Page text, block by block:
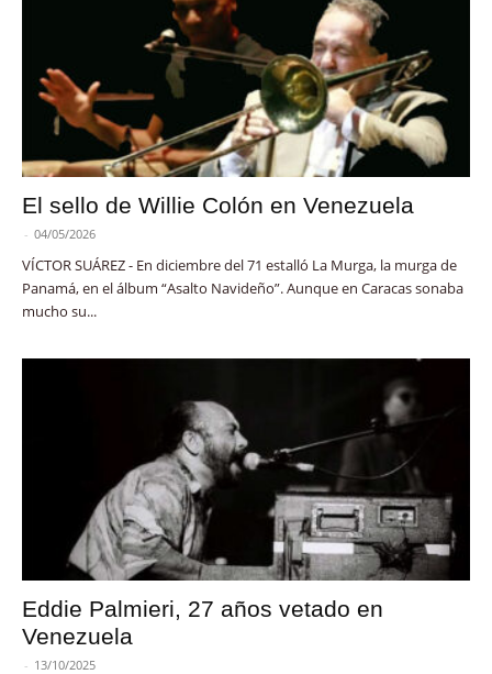
El sello de Willie Colón en Venezuela
- 04/05/2026
VÍCTOR SUÁREZ - En diciembre del 71 estalló La Murga, la murga de
Panamá, en el álbum “Asalto Navideño”. Aunque en Caracas sonaba
mucho su...
Eddie Palmieri, 27 años vetado en
Venezuela
- 13/10/2025